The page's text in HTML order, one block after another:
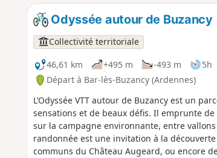
Odyssée autour de Buzancy
Collectivité territoriale
46,61 km
+495 m -493 m 5h
Départ à Bar-lès-Buzancy (Ardennes)
L’Odyssée VTT autour de Buzancy est un
sensations et de beaux défis. Il emprunte
sur la campagne environnante, entre
randonnée est une invitation à la
communs du Château Augeard, ou encore